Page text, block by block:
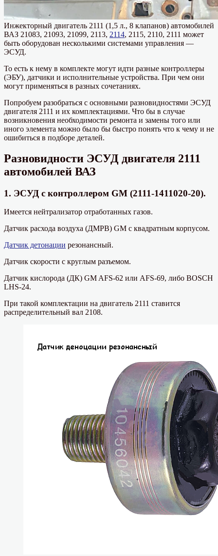
Инжекторный двигатель 2111 (1,5 л., 8 клапанов) автомобилей
ВАЗ 21083, 21093, 21099, 2113, 2114, 2115, 2110, 2111 может
быть оборудован несколькими системами управления —
ЭСУД.
То есть к нему в комплекте могут идти разные контроллеры
(ЭБУ), датчики и исполнительные устройства. При чем они
могут применяться в разных сочетаниях.
Попробуем разобраться с основными разновидностями ЭСУД
двигателя 2111 и их комплектациями. Что бы в случае
возникновения необходимости ремонта и замены того или
иного элемента можно было бы быстро понять что к чему и не
ошибиться в подборе деталей.
Разновидности ЭСУД двигателя 2111
автомобилей ВАЗ
1. ЭСУД с контроллером GM (2111-1411020-20).
Имеется нейтрализатор отработанных газов.
Датчик расхода воздуха (ДМРВ) GM с квадратным корпусом.
Датчик детонации резонансный.
Датчик скорости с круглым разъемом.
Датчик кислорода (ДК) GM AFS-62 или AFS-69, либо BOSCH
LHS-24.
При такой комплектации на двигатель 2111 ставится
распределительный вал 2108.